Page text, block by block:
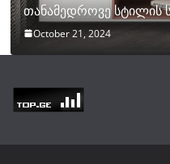
თანამედროვე სტილის
October 21, 2024